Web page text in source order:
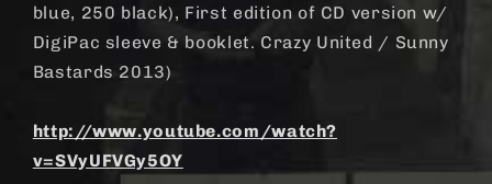
blue, 250 black), First edition of CD version w/
DigiPac sleeve & booklet. Crazy United / Sunny
Bastards 2013)
http://www.youtube.com/watch?
v=SVyUFVGy5OY